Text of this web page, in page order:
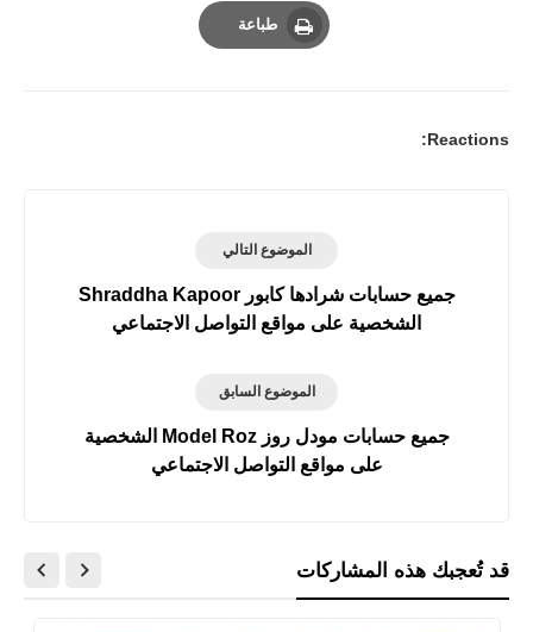
طباعة
Reactions:
الموضوع التالي
جميع حسابات شرادها كابور Shraddha Kapoor
الشخصية على مواقع التواصل الاجتماعي
الموضوع السابق
جميع حسابات مودل روز Model Roz الشخصية
على مواقع التواصل الاجتماعي
قد تُعجبك هذه المشاركات